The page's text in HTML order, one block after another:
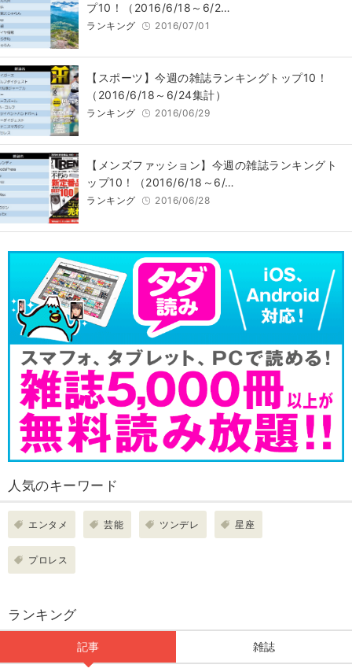
プ10！（2016/6/18～6/2…
ランキング 2016/07/01
【スポーツ】今週の雑誌ランキングトップ10！
（2016/6/18～6/24集計）
ランキング 2016/06/29
【メンズファッション】今週の雑誌ランキングト
ップ10！（2016/6/18～6/…
ランキング 2016/06/28
人気のキーワード
エンタメ 芸能 ツンデレ 星座
プロレス
ランキング
記事 雑誌